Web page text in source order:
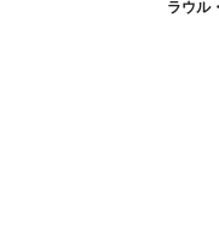
ラウル